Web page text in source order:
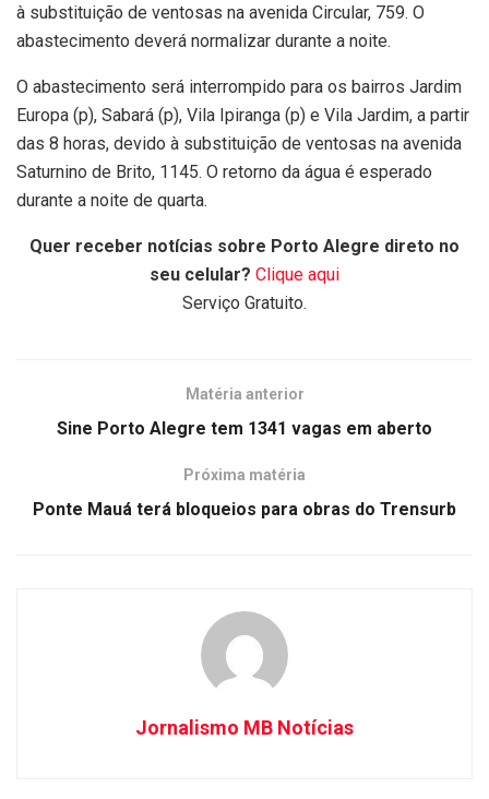
à substituição de ventosas na avenida Circular, 759. O
abastecimento deverá normalizar durante a noite.
O abastecimento será interrompido para os bairros Jardim
Europa (p), Sabará (p), Vila Ipiranga (p) e Vila Jardim, a partir
das 8 horas, devido à substituição de ventosas na avenida
Saturnino de Brito, 1145. O retorno da água é esperado
durante a noite de quarta.
Quer receber notícias sobre Porto Alegre direto no
seu celular? Clique aqui
Serviço Gratuito.
Matéria anterior
Sine Porto Alegre tem 1341 vagas em aberto
Próxima matéria
Ponte Mauá terá bloqueios para obras do Trensurb
Jornalismo MB Notícias